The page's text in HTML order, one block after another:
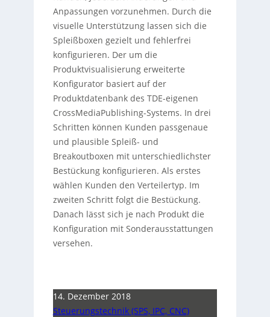
Anpassungen vorzunehmen. Durch die
visuelle Unterstützung lassen sich die
Spleißboxen gezielt und fehlerfrei
konfigurieren. Der um die
Produktvisualisierung erweiterte
Konfigurator basiert auf der
Produktdatenbank des TDE-eigenen
CrossMediaPublishing-Systems. In drei
Schritten können Kunden passgenaue
und plausible Spleiß- und
Breakoutboxen mit unterschiedlichster
Bestückung konfigurieren. Als erstes
wählen Kunden den Verteilertyp. Im
zweiten Schritt folgt die Bestückung.
Danach lässt sich je nach Produkt die
Konfiguration mit Sonderausstattungen
versehen.
14. Dezember 2018
Steuerungstechnik (SPS, IPC, CNC)